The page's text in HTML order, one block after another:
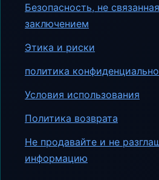
Безопасность, не
заключением
Этика и риски
политика
Условия использования
Политика возврата
Не продавайте и не
информацию